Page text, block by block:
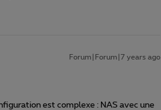
Forum|Forum|7 years ago
est complexe : NAS avec une